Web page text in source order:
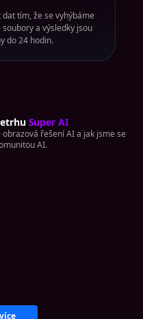
tím, že se vyhýbáme
a výsledky jsou
do 24 hodin.
Super AI
řešení AI a jak jsme se
AI.